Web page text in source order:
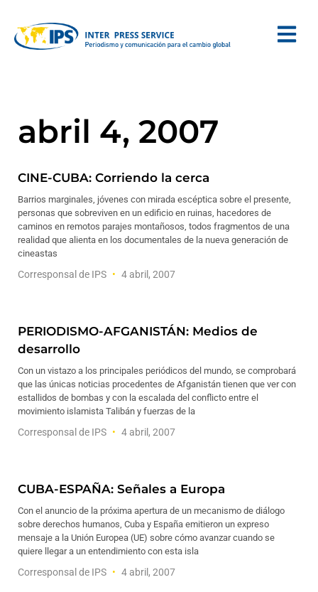
abril 4, 2007
CINE-CUBA: Corriendo la cerca
Barrios marginales, jóvenes con mirada escéptica sobre el presente,
personas que sobreviven en un edificio en ruinas, hacedores de
caminos en remotos parajes montañosos, todos fragmentos de una
realidad que alienta en los documentales de la nueva generación de
cineastas
Corresponsal de IPS 4 abril, 2007
PERIODISMO-AFGANISTÁN: Medios de
desarrollo
Con un vistazo a los principales periódicos del mundo, se comprobará
que las únicas noticias procedentes de Afganistán tienen que ver con
estallidos de bombas y con la escalada del conflicto entre el
movimiento islamista Talibán y fuerzas de la
Corresponsal de IPS 4 abril, 2007
CUBA-ESPAÑA: Señales a Europa
Con el anuncio de la próxima apertura de un mecanismo de diálogo
sobre derechos humanos, Cuba y España emitieron un expreso
mensaje a la Unión Europea (UE) sobre cómo avanzar cuando se
quiere llegar a un entendimiento con esta isla
Corresponsal de IPS 4 abril, 2007